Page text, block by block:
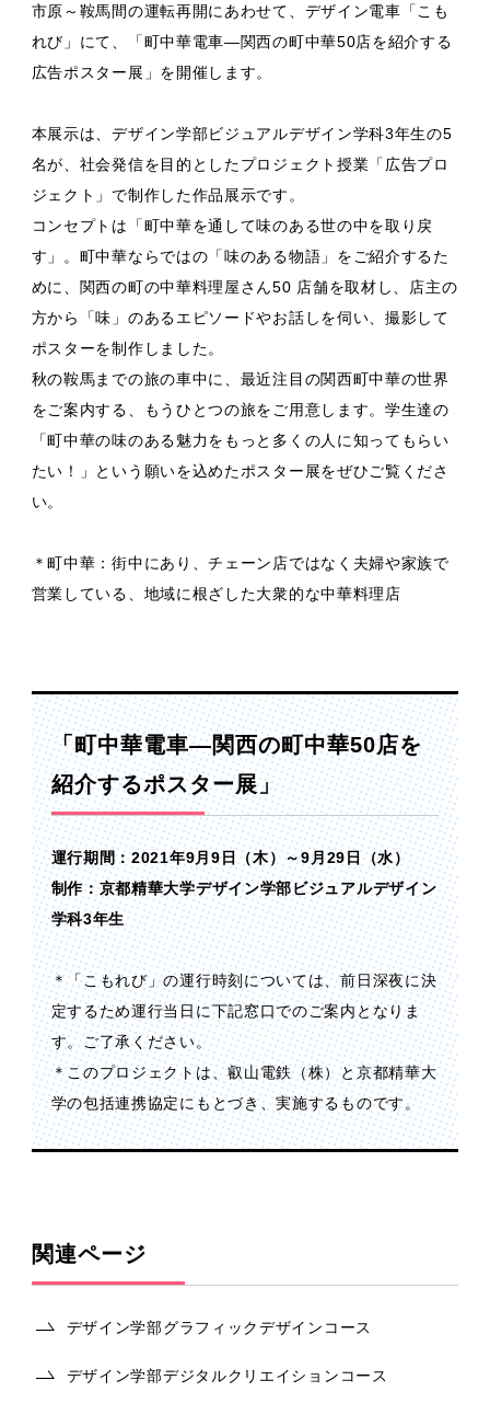
市原～鞍馬間の運転再開にあわせて、デザイン電車「こも
れび」にて、「町中華電車—関西の町中華50店を紹介する
広告ポスター展」を開催します。
本展示は、デザイン学部ビジュアルデザイン学科3年生の5
名が、社会発信を⽬的としたプロジェクト授業「広告プロ
ジェクト」で制作した作品展示です。
コンセプトは「町中華を通して味のある世の中を取り戻
す」。町中華ならではの「味のある物語」をご紹介するた
めに、関⻄の町の中華料理屋さん50 店舗を取材し、店主の
⽅から「味」のあるエピソードやお話しを伺い、撮影して
ポスターを制作しました。
秋の鞍馬までの旅の車中に、最近注目の関西町中華の世界
をご案内する、もうひとつの旅をご用意します。学生達の
「町中華の味のある魅⼒をもっと多くの⼈に知ってもらい
たい！」という願いを込めたポスター展をぜひご覧くださ
い。
＊町中華：街中にあり、チェーン店ではなく夫婦や家族で
営業している、地域に根ざした大衆的な中華料理店
「町中華電車—関西の町中華50店を
紹介するポスター展」
運行期間：2021年9月9日（木）～9月29日（水）
制作：京都精華大学デザイン学部ビジュアルデザイン
学科3年生
＊「こもれび」の運行時刻については、前日深夜に決
定するため運行当日に下記窓口でのご案内となりま
す。ご了承ください。
＊このプロジェクトは、叡山電鉄（株）と京都精華大
学の包括連携協定にもとづき、実施するものです。
関連ページ
デザイン学部グラフィックデザインコース
デザイン学部デジタルクリエイションコース